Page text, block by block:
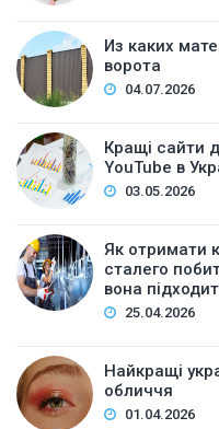
Из каких
ворота
04.07.2026
Кращі сайти
YouTube в
03.05.2026
Як отримати
сталего
вона
25.04.2026
Найкращі
обличчя
01.04.2026